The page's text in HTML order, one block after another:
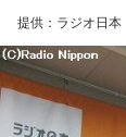
提供：ラジオ日本